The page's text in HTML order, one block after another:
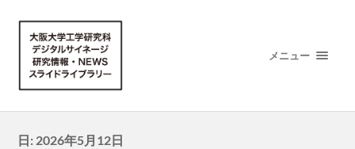
メニュー
日: 2026年5月12日